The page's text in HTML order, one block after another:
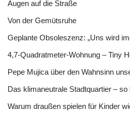
Augen auf die Straße
Von der Gemütsruhe
Geplante Obsoleszenz: „Uns wird
4,7-Quadratmeter-Wohnung – Tiny
Pepe Mujica über den Wahnsinn
Das klimaneutrale Stadtquartier –
Warum draußen spielen für Kinder